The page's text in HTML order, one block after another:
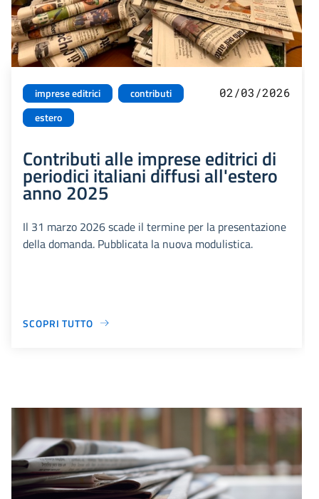
imprese editrici
contributi
estero
02/03/2026
Contributi alle imprese editrici di
periodici italiani diffusi all'estero
anno 2025
Il 31 marzo 2026 scade il termine per la presentazione
della domanda. Pubblicata la nuova modulistica.
SCOPRI TUTTO